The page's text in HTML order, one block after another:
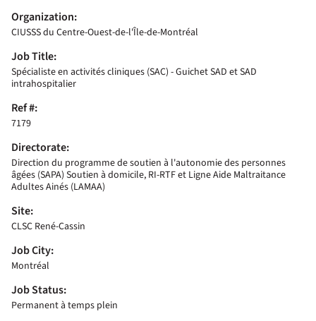
Organization:
CIUSSS du Centre-Ouest-de-l'Île-de-Montréal
Job Title:
Spécialiste en activités cliniques (SAC) - Guichet SAD et SAD
intrahospitalier
Ref #:
7179
Directorate:
Direction du programme de soutien à l'autonomie des personnes
âgées (SAPA) Soutien à domicile, RI-RTF et Ligne Aide Maltraitance
Adultes Ainés (LAMAA)
Site:
CLSC René-Cassin
Job City:
Montréal
Job Status:
Permanent à temps plein